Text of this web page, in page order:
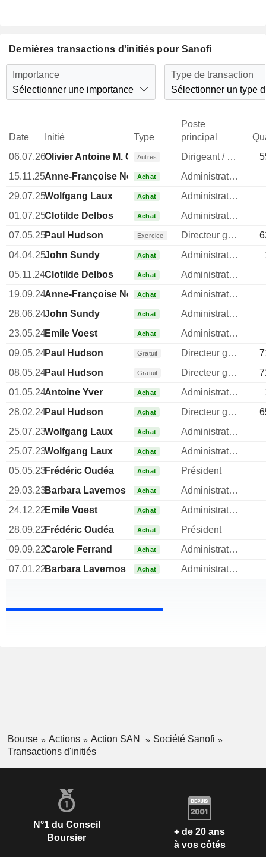
Dernières transactions d'initiés pour Sanofi
Importance
Sélectionner une importance
Type de transaction
Sélectionner un type
Date Initié Type
Poste
principal
06.07.26Olivier Antoine M. Charmeil
Autres Dirigeant / cadre principal
15.11.25Anne-Françoise Nesmes
Achat
Administrateur
29.07.25Wolfgang Laux Achat
Administrateur
01.07.25Clotilde Delbos Achat
Administrateur
07.05.25Paul Hudson Exercice Directeur general
04.04.25John Sundy Achat Administrateur
05.11.24Clotilde Delbos Achat
Administrateur
19.09.24Anne-Françoise Nesmes
Achat
Administrateur
28.06.24John Sundy Achat
Administrateur
23.05.24Emile Voest Achat
Administrateur
09.05.24Paul Hudson Gratuit Directeur general
08.05.24Paul Hudson Gratuit Directeur general
01.05.24Antoine Yver Achat Administrateur
28.02.24Paul Hudson Achat Directeur general
25.07.23Wolfgang Laux Achat
Administrateur
25.07.23Wolfgang Laux Achat
Administrateur
05.05.23Frédéric Oudéa Achat
Président
29.03.23Barbara Lavernos Achat
Administrateur
24.12.22Emile Voest Achat
Administrateur
28.09.22Frédéric Oudéa Achat
Président
09.09.22Carole Ferrand Achat
Administrateur
07.01.22Barbara Lavernos Achat Administrateur
Bourse Actions Action SAN
Société Sanofi
Transactions d'initiés
N°1 du Conseil
Boursier
+ de 20 ans
à vos côtés